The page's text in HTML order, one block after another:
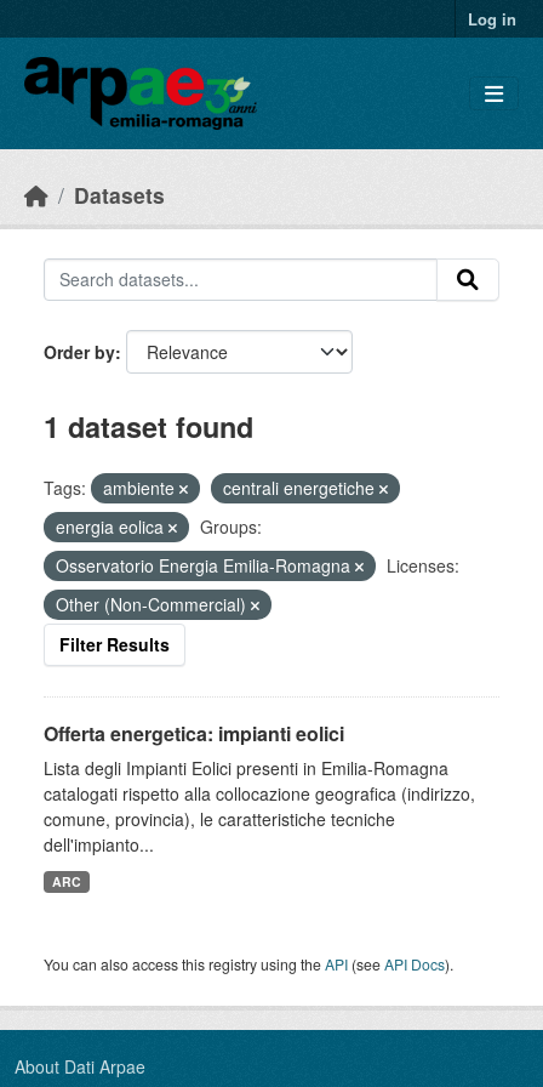
Log in
Datasets
Order by
1 dataset found
Tags: ambiente
centrali energetiche
energia eolica
Groups:
Osservatorio Energia Emilia-Romagna
Licenses:
Other (Non-Commercial)
Filter Results
Offerta energetica: impianti eolici
Lista degli Impianti Eolici presenti in Emilia-Romagna
catalogati rispetto alla collocazione geografica (indirizzo,
comune, provincia), le caratteristiche tecniche
dell'impianto...
ARC
You can also access this registry using theAPI (seeAPI Docs).
About Dati Arpae